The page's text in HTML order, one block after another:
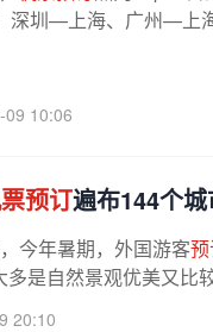
深圳—上海、广州—
10:06
预订遍布144个
今年暑期，外国游客
是自然景观优美又比
20:10